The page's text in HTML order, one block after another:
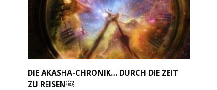
DIE AKASHA-CHRONIK… DURCH DIE ZEIT
ZU REISEN￼